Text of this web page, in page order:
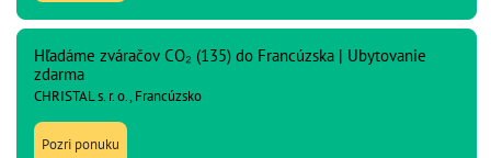
Hľadáme zváračov CO₂ (135) do Francúzska | Ubytovanie
zdarma
CHRISTAL s. r. o., Francúzsko
Pozri ponuku